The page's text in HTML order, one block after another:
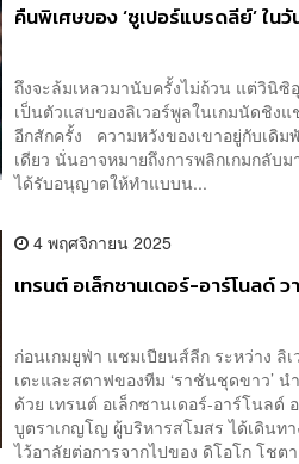
คืนพิเศษของ ‘ซูเปอร์แบรดลีย์’ ใ
ถึงจะล้มเหลวมานับครั้งไม่ถ้วน แต่วินิซิ
เป็นตัวแสบของลิเวอร์พูลในเกมนัดชิง
อีกสักครั้ง ความหวังของเขาอยู่กับเดิ
เดียว นั่นอาจหมายถึงการพลิกเกมกลับ
ได้รับอนุญาตให้ทำแบบน...
4 พฤศจิกายน 2025
เทรนต์ อเล็กซานเดอร์-อาร์โนลด์
ก่อนเกมยูฟ่า แชมเปียนส์ลีก ระหว่าง ลิ
เตะและสตาฟของทีม ‘ราชันชุดขาว’
ด้วย เทรนต์ อเล็กซานเดอร์-อาร์โนลด์
บูตราเกญโญ ผู้บริหารสโมสร ได้เดินท
ไว้อาลัยต่อการจากไปของ ดิโอโก โชต